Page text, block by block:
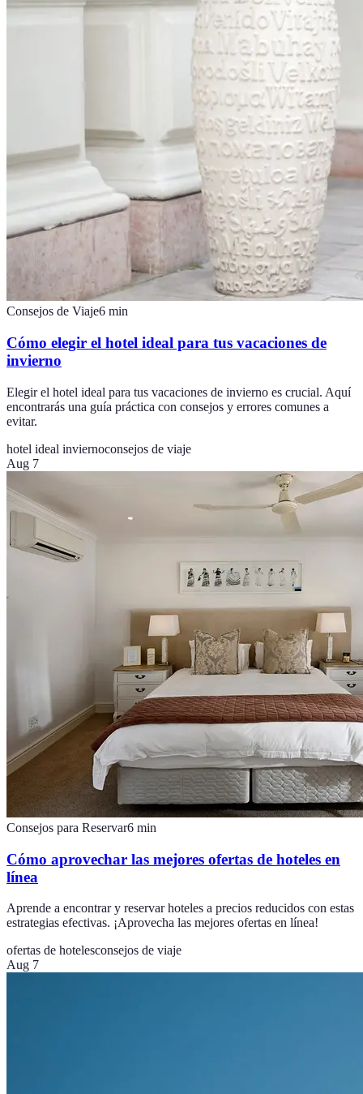
Consejos de Viaje6 min
Cómo elegir el hotel ideal para tus vacaciones de
invierno
Elegir el hotel ideal para tus vacaciones de invierno es crucial. Aquí
encontrarás una guía práctica con consejos y errores comunes a
evitar.
hotel ideal inviernoconsejos de viaje
Aug 7
Consejos para Reservar6 min
Cómo aprovechar las mejores ofertas de hoteles en
línea
Aprende a encontrar y reservar hoteles a precios reducidos con estas
estrategias efectivas. ¡Aprovecha las mejores ofertas en línea!
ofertas de hotelesconsejos de viaje
Aug 7